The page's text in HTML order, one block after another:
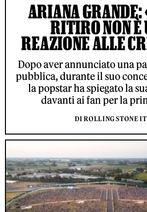
ARIANA GRANDE:
RITIRO NON È
REAZIONE ALLE
Dopo aver annunciato una
pubblica, durante il suo
la popstar ha spiegato la
davanti ai fan per la
DI ROLLING STONE IT